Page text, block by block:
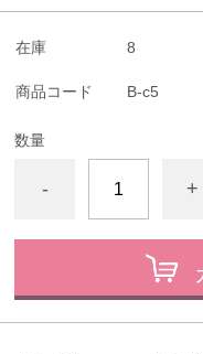
在庫 8
商品コード B-c5
数量
- +